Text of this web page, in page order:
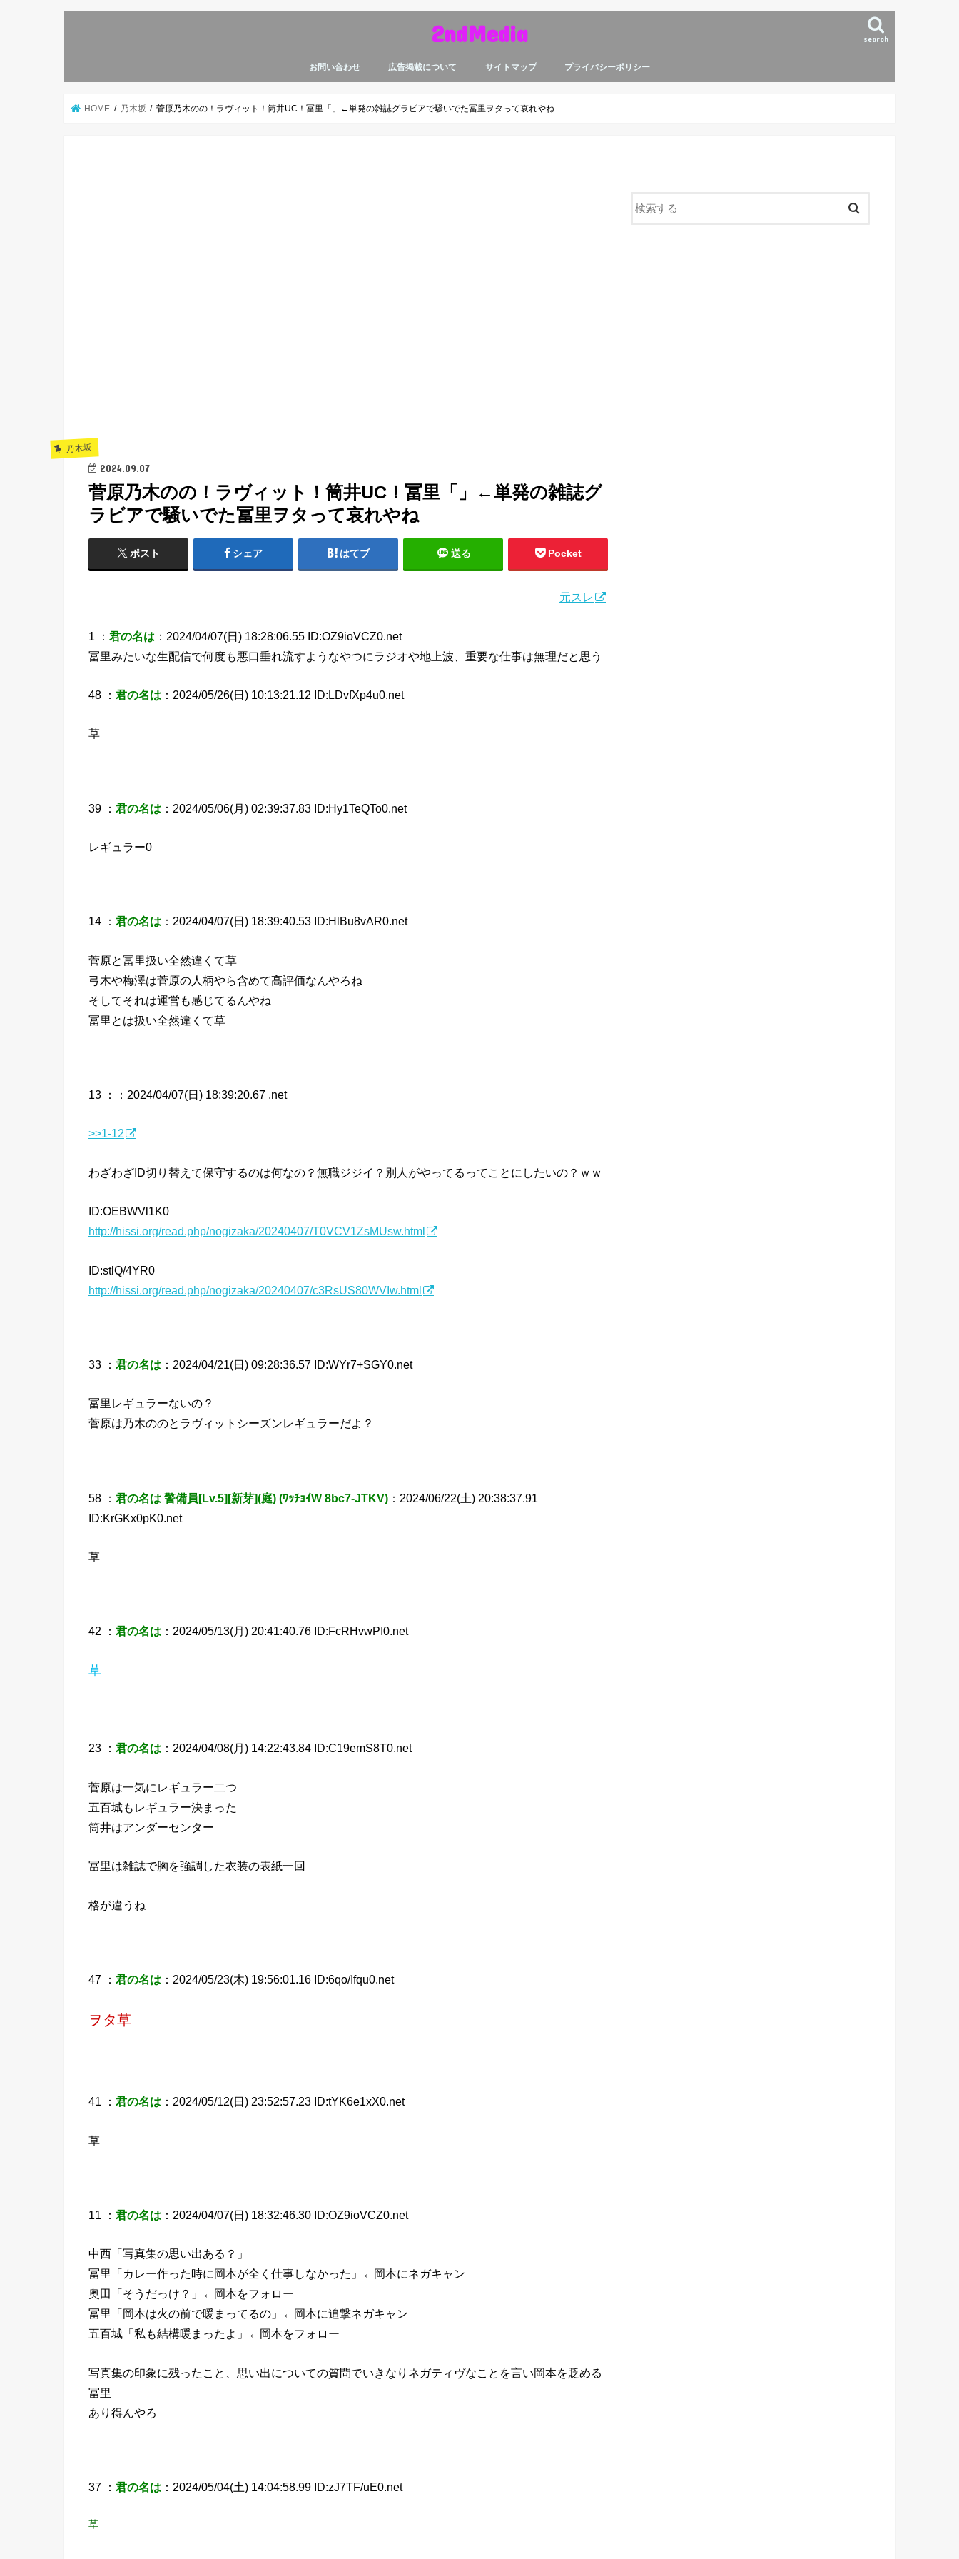
2ndMedia search
お問い合わせ 広告掲載について サイトマップ プライバシーポリシー
HOME 乃木坂 菅原乃木のの！ラヴィット！筒井UC！冨里「」←単発の雑誌グラビアで騒いでた冨里ヲタって哀れやね
乃木坂
2024.09.07
菅原乃木のの！ラヴィット！筒井UC！冨里「」←単発の雑誌グ
ラビアで騒いでた冨里ヲタって哀れやね
ポスト シェア はてブ 送る Pocket
元スレ
1 ： 君の名は ：2024/04/07(日) 18:28:06.55 ID:OZ9ioVCZ0.net
冨里みたいな生配信で何度も悪口垂れ流すようなやつにラジオや地上波、重要な仕事は無理だと思う
48 ： 君の名は ：2024/05/26(日) 10:13:21.12 ID:LDvfXp4u0.net
草
39 ： 君の名は ：2024/05/06(月) 02:39:37.83 ID:Hy1TeQTo0.net
レギュラー0
14 ： 君の名は ：2024/04/07(日) 18:39:40.53 ID:HlBu8vAR0.net
菅原と冨里扱い全然違くて草
弓木や梅澤は菅原の人柄やら含めて高評価なんやろね
そしてそれは運営も感じてるんやね
冨里とは扱い全然違くて草
13 ： ：2024/04/07(日) 18:39:20.67 .net
>>1-12
わざわざID切り替えて保守するのは何なの？無職ジジイ？別人がやってるってことにしたいの？ｗｗ
ID:OEBWVl1K0
http://hissi.org/read.php/nogizaka/20240407/T0VCV1ZsMUsw.html
ID:stlQ/4YR0
http://hissi.org/read.php/nogizaka/20240407/c3RsUS80WVIw.html
33 ： 君の名は ：2024/04/21(日) 09:28:36.57 ID:WYr7+SGY0.net
冨里レギュラーないの？
菅原は乃木ののとラヴィットシーズンレギュラーだよ？
58 ： 君の名は 警備員[Lv.5][新芽](庭) (ﾜｯﾁｮｲW 8bc7-JTKV) ：2024/06/22(土) 20:38:37.91
ID:KrGKx0pK0.net
草
42 ： 君の名は ：2024/05/13(月) 20:41:40.76 ID:FcRHvwPI0.net
草
23 ： 君の名は ：2024/04/08(月) 14:22:43.84 ID:C19emS8T0.net
菅原は一気にレギュラー二つ
五百城もレギュラー決まった
筒井はアンダーセンター
冨里は雑誌で胸を強調した衣装の表紙一回
格が違うね
47 ： 君の名は ：2024/05/23(木) 19:56:01.16 ID:6qo/Ifqu0.net
ヲタ草
41 ： 君の名は ：2024/05/12(日) 23:52:57.23 ID:tYK6e1xX0.net
草
11 ： 君の名は ：2024/04/07(日) 18:32:46.30 ID:OZ9ioVCZ0.net
中西「写真集の思い出ある？」
冨里「カレー作った時に岡本が全く仕事しなかった」←岡本にネガキャン
奥田「そうだっけ？」←岡本をフォロー
冨里「岡本は火の前で暖まってるの」←岡本に追撃ネガキャン
五百城「私も結構暖まったよ」←岡本をフォロー
写真集の印象に残ったこと、思い出についての質問でいきなりネガティヴなことを言い岡本を貶める
冨里
あり得んやろ
37 ： 君の名は ：2024/05/04(土) 14:04:58.99 ID:zJ7TF/uE0.net
草